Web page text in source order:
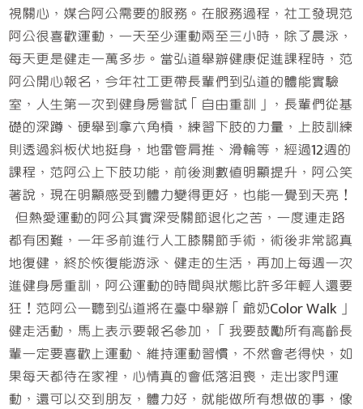
視關心，媒合阿公需要的服務。在服務過程，社工發現范
阿公很喜歡運動，一天至少運動兩至三小時，除了晨泳，
每天更是健走一萬多步。當弘道舉辦健康促進課程時，范
阿公開心報名，今年社工更帶長輩們到弘道的體能實驗
室，人生第一次到健身房嘗試「自由重訓」，長輩們從基
礎的深蹲、硬舉到拿六角槓，練習下肢的力量，上肢訓練
則透過斜板伏地挺身，地雷管肩推、滑輪等，經過12週的
課程，范阿公上下肢功能，前後測數值明顯提升，阿公笑
著說，現在明顯感受到體力變得更好，也能一覺到天亮！
但熱愛運動的阿公其實深受關節退化之苦，一度連走路
都有困難，一年多前進行人工膝關節手術，術後非常認真
地復健，終於恢復能游泳、健走的生活，再加上每週一次
進健身房重訓，阿公運動的時間與狀態比許多年輕人還要
狂！范阿公一聽到弘道將在臺中舉辦「爺奶Color Walk」
健走活動，馬上表示要報名參加，「我要鼓勵所有高齡長
輩一定要喜歡上運動、維持運動習慣，不然會老得快，如
果每天都待在家裡，心情真的會低落沮喪，走出家門運
動，還可以交到朋友，體力好，就能做所有想做的事，像